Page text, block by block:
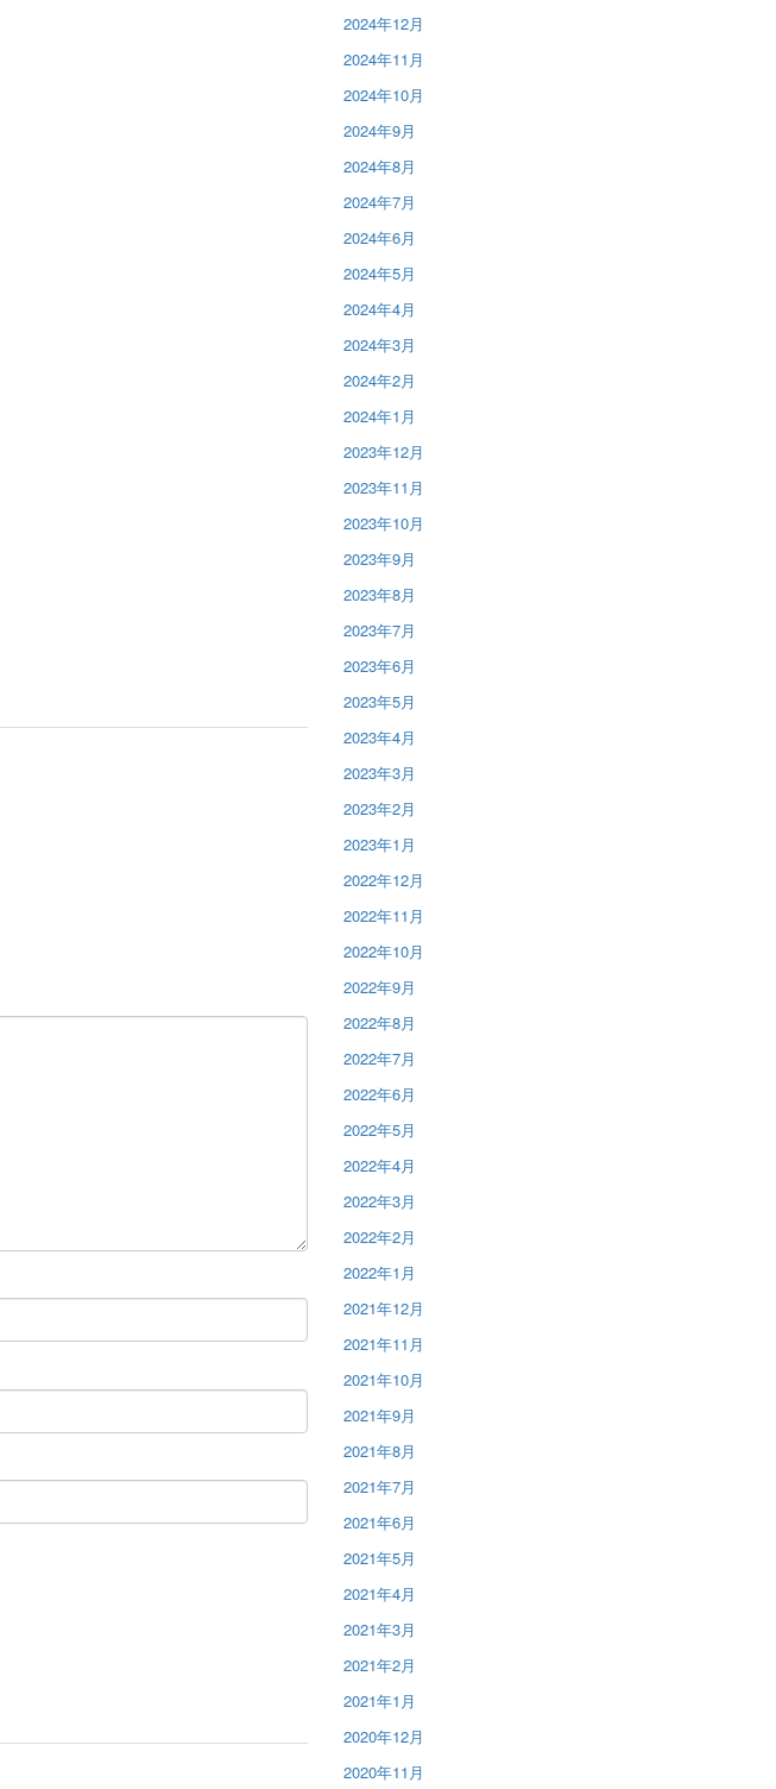
2024年12月
2024年11月
2024年10月
2024年9月
2024年8月
2024年7月
2024年6月
2024年5月
2024年4月
2024年3月
2024年2月
2024年1月
2023年12月
2023年11月
2023年10月
2023年9月
2023年8月
2023年7月
2023年6月
2023年5月
2023年4月
2023年3月
2023年2月
2023年1月
2022年12月
2022年11月
2022年10月
2022年9月
2022年8月
2022年7月
2022年6月
2022年5月
2022年4月
2022年3月
2022年2月
2022年1月
2021年12月
2021年11月
2021年10月
2021年9月
2021年8月
2021年7月
2021年6月
2021年5月
2021年4月
2021年3月
2021年2月
2021年1月
2020年12月
2020年11月